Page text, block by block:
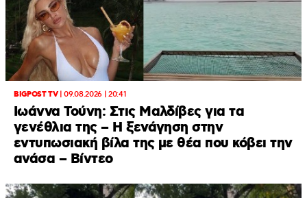
BIGPOST TV|09.08.2026 | 20:41
Ιωάννα Τούνη: Στις Μαλδίβες για τα
γενέθλια της – H ξενάγηση στην
εντυπωσιακή βίλα της με θέα που κόβει την
ανάσα – Βίντεο